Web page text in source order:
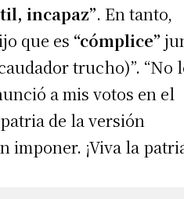
incapaz”. En tanto,
que es “cómplice”
trucho)”. “No
a mis votos en el
de la versión
¡Viva la